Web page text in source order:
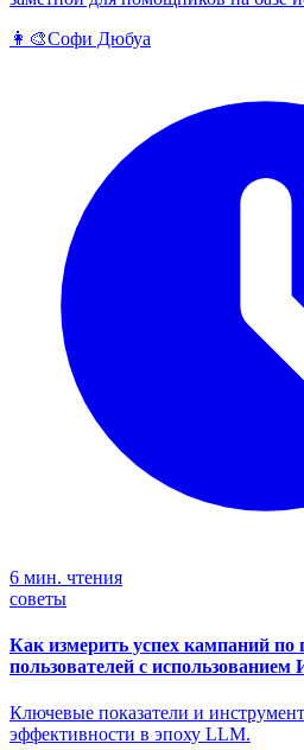
👩‍🎨Софи Дюбуа
6 мин. чтения
советы
Как измерить успех кампаний по
пользователей с использованием
Ключевые показатели и
эффективности в эпоху LLM.